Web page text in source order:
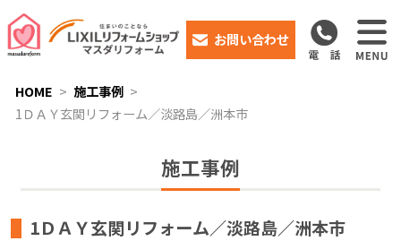
お問い合わせ
HOME
施工事例
1ＤＡＹ玄関リフォーム／淡路島／洲本市
施工事例
1ＤＡＹ玄関リフォーム／淡路島／洲本市